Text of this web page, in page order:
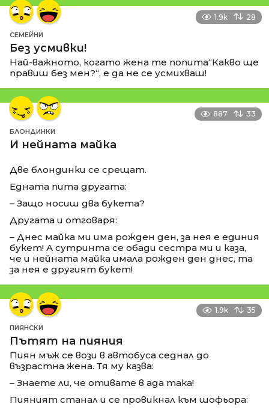
1.9k 28
СЕМЕЙНИ
Без усмивки!
Най-важното, когато жена те попита“Какво ще
правиш без мен?“, е да не се усмихваш!
887 33
БЛОНДИНКИ
И нейната майка
Две блондинки се срещат.
Едната пита другата:
– Защо носиш два букета?
Другата и отговаря:
– Днес майка ми има рожден ден, за нея е единия
букет! А сутринта се обади сестра ми и каза,
че и нейната майка имала рожден ден днес, та
за нея е другият букет!
1.9k 35
ПИЯНСКИ
Пътят на пияния
Пиян мъж се вози в автобуса седнал до
възрастна жена. Тя му казва:
– Знаете ли, че отивате в ада така!
Пияният станал и се провикнал към шофьора: